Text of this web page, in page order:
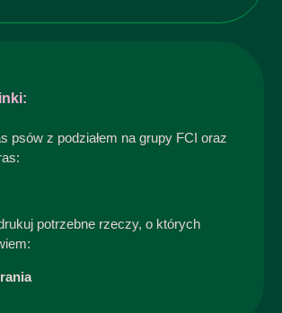
psów z podziałem na grupy FCI oraz
potrzebne rzeczy, o których